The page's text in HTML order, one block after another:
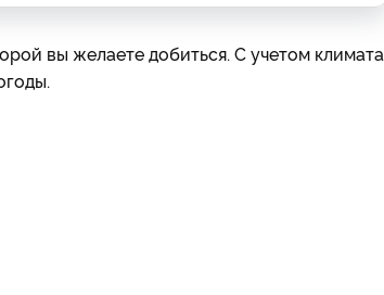
вы желаете добиться. С учетом климата